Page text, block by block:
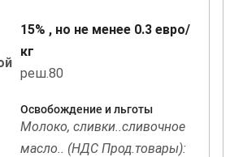
15% , но не менее 0.3 евро/
кг
реш.80
Освобождение и льготы
Молоко, сливки..сливочное
масло.. (НДС Прод.товары):